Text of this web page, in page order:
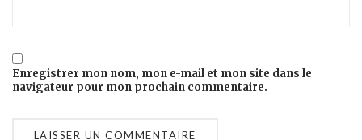
Enregistrer mon nom, mon e-mail et mon site dans le
navigateur pour mon prochain commentaire.